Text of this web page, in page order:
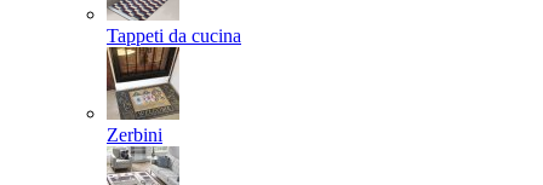
Tappeti da cucina
Zerbini